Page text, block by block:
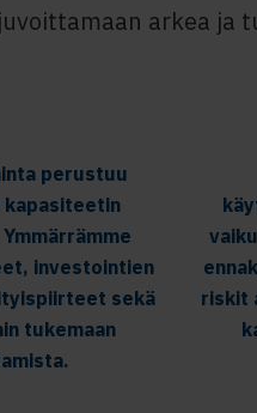
arkea ja
perustuu
investointien
sekä
tukemaan
riskit